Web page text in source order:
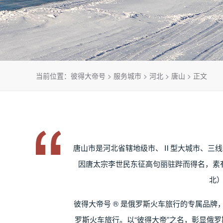
当前位置： 彼得大帝号 > 服务城市 > 河北 > 唐山 > 正文
唐山市是河北省辖地级市、Ⅱ型大城市、三
因唐太宗李世民东征高句丽驻跸而得名，
北
彼得大帝号 ® 是俄罗斯火车旅行的专属品牌
罗斯火车旅行。以“彼得大帝”之名，彰显